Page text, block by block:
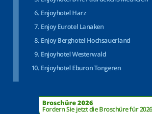
Enjoyhotel Harz
Enjoy Eurotel Lanaken
Enjoy Berghotel Hochsauerland
Enjoyhotel Westerwald
Enjoyhotel Eburon Tongeren
Broschüre 2026
Fordern Sie jetzt die Broschüre für